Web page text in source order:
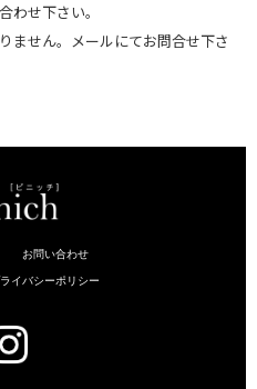
わせ下さい。
ません。メールにてお問合せ下さ